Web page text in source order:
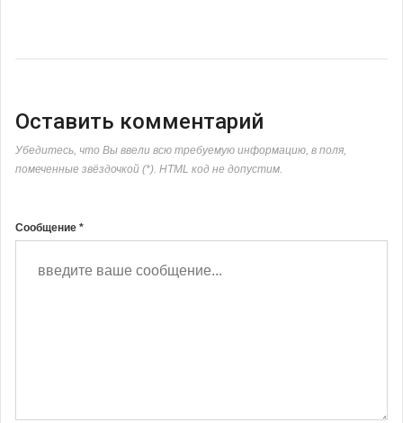
Оставить комментарий
Убедитесь, что Вы ввели всю требуемую информацию, в поля,
помеченные звёздочкой (*). HTML код не допустим.
Сообщение *